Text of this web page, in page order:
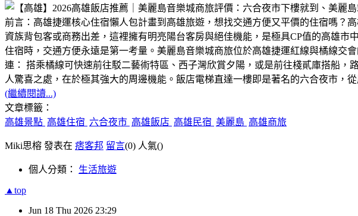
前言：高雄捷運核心住宿懶人包​計畫到高雄旅遊，想找交通方便又平價的住宿嗎？
資族背包客或商務出差，這裡擁有明亮陽台客房與絕佳機能，是極具CP值的高雄
住宿時，交通方便永遠是第一考量。美麗島音樂城商旅位於高雄捷運紅線與橘線交
連： 搭乘橘線可快速前往駁二藝術特區、西子灣欣賞夕陽，或是前往棧貳庫搭船
人驚喜之處，在於極其強大的周邊機能。飯店電梯直達一樓即是著名的六合夜市，
(繼續閱讀...)
文章標籤：
高雄景點 高雄住宿 六合夜市 高雄飯店 高雄民宿 美麗島 高雄商旅
Miki思榕 發表在 痞客邦 留言(0) 人氣()
個人分類： 生活旅遊
▲top
Jun 18 Thu 2026 23:29